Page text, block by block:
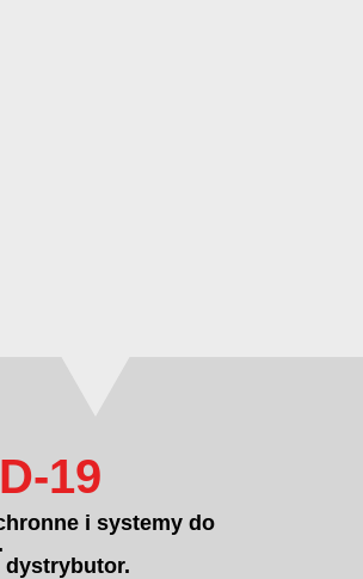
19
i systemy do
dystrybutor.